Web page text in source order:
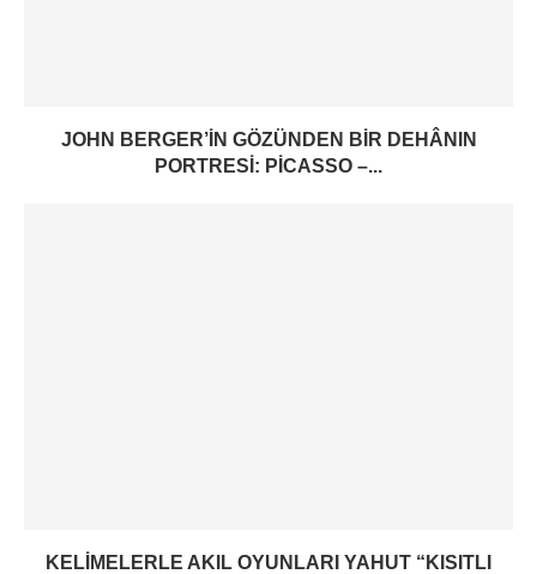
JOHN BERGER’IN GÖZÜNDEN BIR DEHÂNIN
PORTRESI: PICASSO –...
KELIMELERLE AKIL OYUNLARI YAHUT “KISITLI